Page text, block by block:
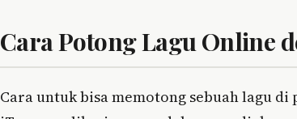
Cara Potong Lagu Online
Cara untuk bisa memotong sebuah lagu